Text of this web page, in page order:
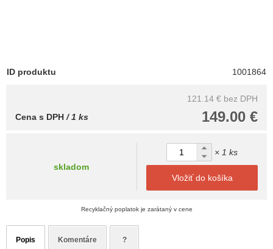
ID produktu 1001864
121.14 € bez DPH
149.00 €
Cena s DPH/ 1 ks
skladom
× 1 ks
Vložiť do košíka
Recyklačný poplatok je zarátaný v cene
Popis Komentáre ?